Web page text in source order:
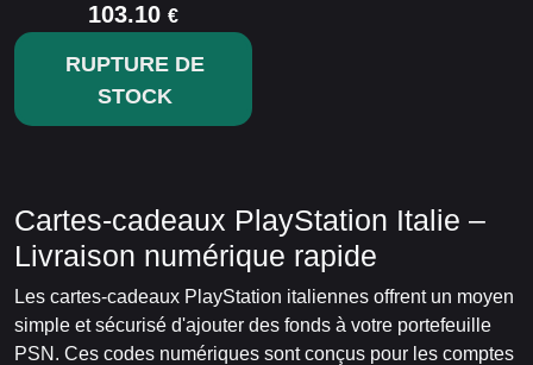
103.10 €
RUPTURE DE
STOCK
Cartes-cadeaux PlayStation Italie –
Livraison numérique rapide
Les cartes-cadeaux PlayStation italiennes offrent un moyen
simple et sécurisé d'ajouter des fonds à votre portefeuille
PSN. Ces codes numériques sont conçus pour les comptes